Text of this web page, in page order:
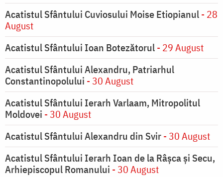
Acatistul Sfântului Cuviosului Moise Etiopianul- 28
August
Acatistul Sfântului Ioan Botezătorul- 29 August
Acatistul Sfântului Alexandru, Patriarhul
Constantinopolului - 30 August
Acatistul Sfântului Ierarh Varlaam, Mitropolitul
Moldovei - 30 August
Acatistul Sfântului Alexandru din Svir- 30 August
Acatistul Sfântului Ierarh Ioan de la Râşca şi Secu,
Arhiepiscopul Romanului - 30 August